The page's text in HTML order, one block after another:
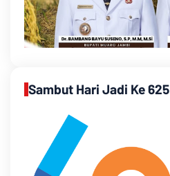
Sambut Hari Jadi Ke 625